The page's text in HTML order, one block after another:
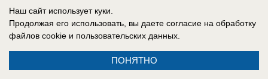
Наш сайт использует куки.
Продолжая его использовать, вы даете согласие на обработку
файлов cookie и пользовательских данных.
ПОНЯТНО